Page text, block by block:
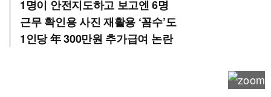
1명이 안전지도하고 보고엔 6명
근무 확인용 사진 재활용 ‘꼼수’도
1인당 年 300만원 추가급여 논란